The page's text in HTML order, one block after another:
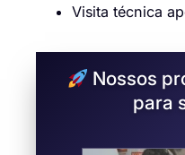
Visita técnica
Nossos
para